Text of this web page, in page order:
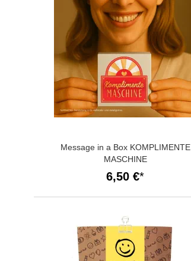
Message in a Box KOMPLIMENTE
MASCHINE
6,50 €